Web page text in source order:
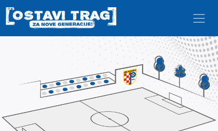
Skip to main content